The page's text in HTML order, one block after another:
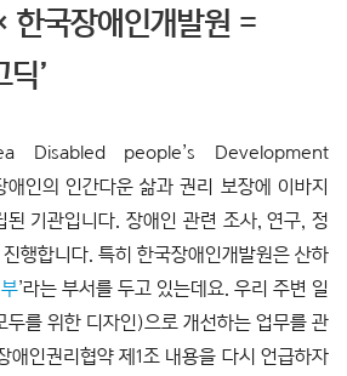
한국장애인개발원 =
’
Disabled people’s Development
인의 인간다운 삶과 권리 보장에 이바지
된 기관입니다. 장애인 관련 조사, 연구, 정
행합니다. 특히 한국장애인개발원은 산하
’라는 부서를 두고 있는데요. 우리 주변 일
두를 위한 디자인)으로 개선하는 업무를 관
애인권리협약 제1조 내용을 다시 언급하자